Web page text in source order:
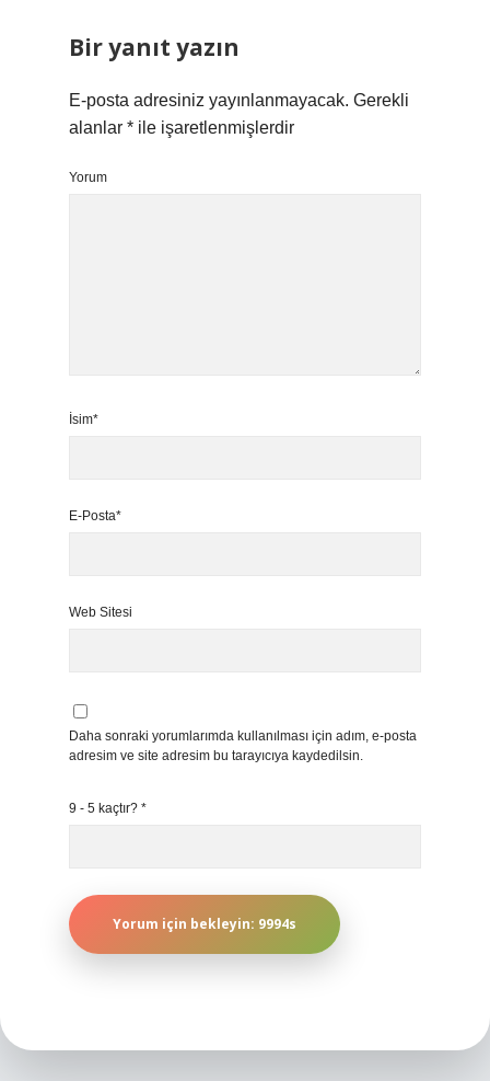
Bir yanıt yazın
E-posta adresiniz yayınlanmayacak. Gerekli
alanlar * ile işaretlenmişlerdir
Yorum
İsim*
E-Posta*
Web Sitesi
Daha sonraki yorumlarımda kullanılması için adım, e-posta
adresim ve site adresim bu tarayıcıya kaydedilsin.
9 - 5 kaçtır? *